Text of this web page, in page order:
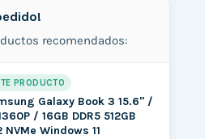
recomendados:
PRODUCTO
Galaxy Book 3 15.6" /
/ 16GB DDR5 512GB
NVMe Windows 11